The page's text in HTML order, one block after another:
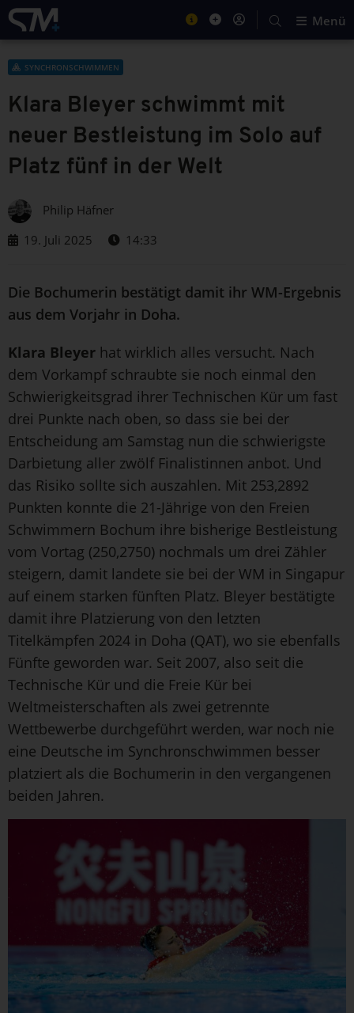
Menü
SYNCHRONSCHWIMMEN
Klara Bleyer schwimmt mit
neuer Bestleistung im Solo auf
Platz fünf in der Welt
Philip Häfner
19. Juli 2025
14:33
Die Bochumerin bestätigt damit ihr WM-Ergebnis
aus dem Vorjahr in Doha.
Klara Bleyer hat wirklich alles versucht. Nach
dem Vorkampf schraubte sie noch einmal den
Schwierigkeitsgrad ihrer Technischen Kür um fast
drei Punkte nach oben, so dass sie bei der
Entscheidung am Samstag nun die schwierigste
Darbietung aller zwölf Finalistinnen anbot. Und
das Risiko sollte sich auszahlen. Mit 253,2892
Punkten konnte die 21-Jährige von den Freien
Schwimmern Bochum ihre bisherige Bestleistung
vom Vortag (250,2750) nochmals um drei Zähler
steigern, damit landete sie bei der WM in Singapur
auf einem starken fünften Platz. Bleyer bestätigte
damit ihre Platzierung von den letzten
Titelkämpfen 2024 in Doha (QAT), wo sie ebenfalls
Fünfte geworden war. Seit 2007, also seit die
Technische Kür und die Freie Kür bei
Weltmeisterschaften als zwei getrennte
Wettbewerbe durchgeführt werden, war noch nie
eine Deutsche im Synchronschwimmen besser
platziert als die Bochumerin in den vergangenen
beiden Jahren.